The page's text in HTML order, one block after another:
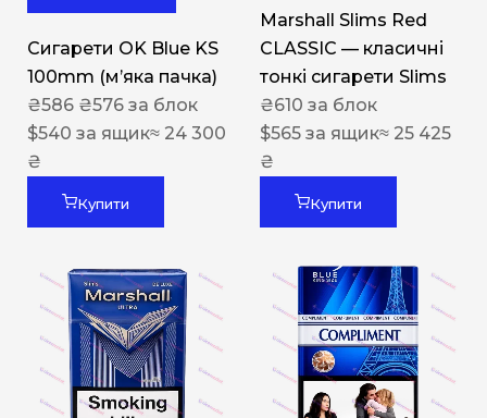
Сигарети OK Blue KS
100mm (м’яка пачка)
₴586 ₴576 за блок
$540 за ящик≈ 24 300
₴
Купити
Marshall Slims Red
CLASSIC — класичні
тонкі сигарети Slims
₴610 за блок
$565 за ящик≈ 25 425
₴
Купити